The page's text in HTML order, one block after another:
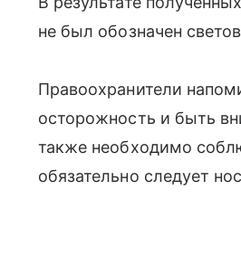
не был обозначен
Правоохранители
осторожность и быть
также необходимо
обязательно следует